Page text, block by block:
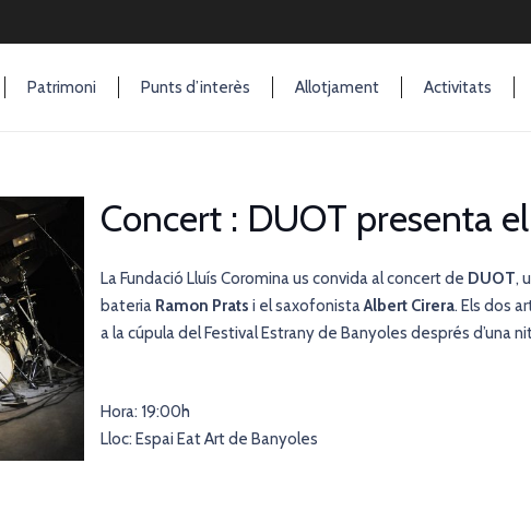
Patrimoni Punts d’interès Allotjament Activitats
Concert : DUOT presenta
La Fundació Lluís Coromina us convida al concert de DUOT,
bateria Ramon Prats i el saxofonista Albert Cirera. Els dos
a la cúpula del Festival Estrany de Banyoles després d’una
Hora: 19:00h
Lloc: Espai Eat Art de Banyoles